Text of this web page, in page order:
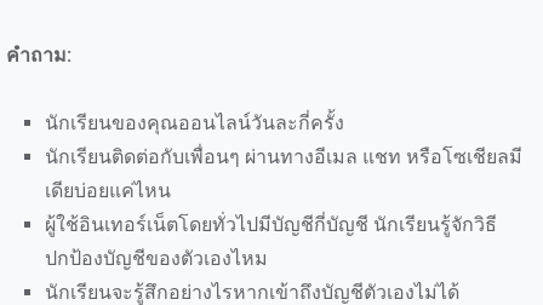
คำถาม:
นักเรียนของคุณออนไลน์วันละกี่ครั้ง
นักเรียนติดต่อกับเพื่อนๆ ผ่านทางอีเมล แชท หรือโซเชียลมี
เดียบ่อยแค่ไหน
ผู้ใช้อินเทอร์เน็ตโดยทั่วไปมีบัญชีกี่บัญชี นักเรียนรู้จักวิธี
ปกป้องบัญชีของตัวเองไหม
นักเรียนจะรู้สึกอย่างไรหากเข้าถึงบัญชีตัวเองไม่ได้